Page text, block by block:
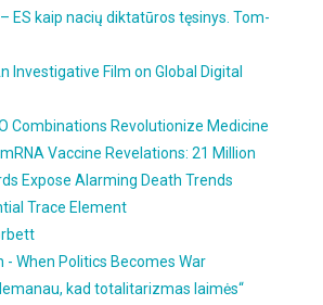
ES kaip nacių diktatūros tęsinys. Tom-
Investigative Film on Global Digital
Combinations Revolutionize Medicine
Vaccine Revelations: 21 Million
Expose Alarming Death Trends
Trace Element
- When Politics Becomes War
kad totalitarizmas laimės“